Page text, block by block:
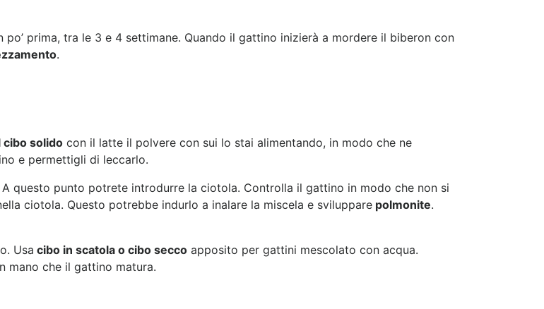
prima, tra le 3 e 4 settimane. Quando il gattino inizierà a mordere il biberon con
.
cibo solido con il latte il polvere con sui lo stai alimentando, in modo che ne
e permettigli di leccarlo.
questo punto potrete introdurre la ciotola. Controlla il gattino in modo che non si
ciotola. Questo potrebbe indurlo a inalare la miscela e sviluppare polmonite.
Usa cibo in scatola o cibo secco apposito per gattini mescolato con acqua.
mano che il gattino matura.